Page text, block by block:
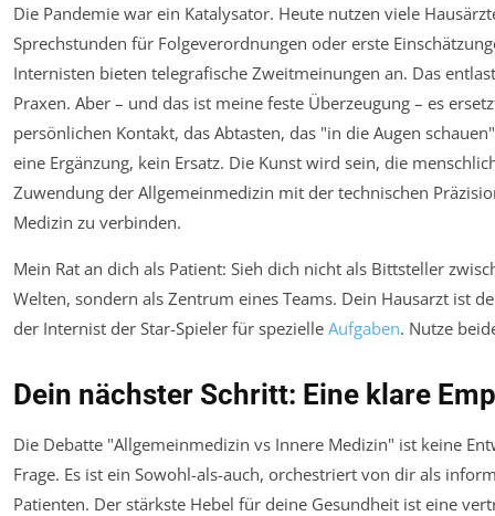
Die Pandemie war ein Katalysator. Heute nutzen viele
Sprechstunden für Folgeverordnungen oder erste
Internisten bieten telegrafische Zweitmeinungen an. Das
Praxen. Aber – und das ist meine feste Überzeugung – es
persönlichen Kontakt, das Abtasten, das "in die Augen
eine Ergänzung, kein Ersatz. Die Kunst wird sein, die
Zuwendung der Allgemeinmedizin mit der technischen
Medizin zu verbinden.
Mein Rat an dich als Patient: Sieh dich nicht als Bittsteller
Welten, sondern als Zentrum eines Teams. Dein Hausarzt ist
der Internist der Star-Spieler für spezielle Aufgaben. Nutze
Dein nächster Schritt: Eine klare
Die Debatte "Allgemeinmedizin vs Innere Medizin" ist keine
Frage. Es ist ein Sowohl-als-auch, orchestriert von dir als
Patienten. Der stärkste Hebel für deine Gesundheit ist eine